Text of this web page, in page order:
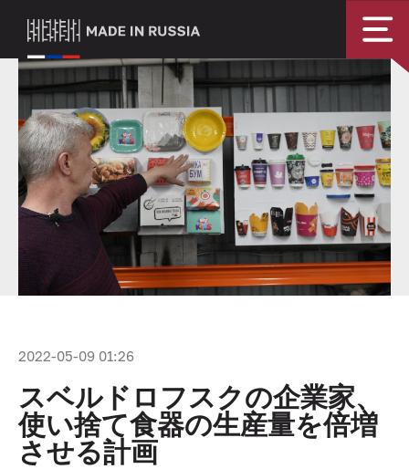
2022-05-09 01:26
スベルドロフスクの企業家、
使い捨て食器の生産量を倍増
させる計画